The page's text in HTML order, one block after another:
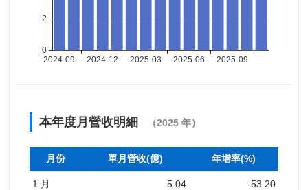
本年度月營收明細 （2025 年）
月份 單月營收(億) 年增率(%)
1 月 5.04 -53.20